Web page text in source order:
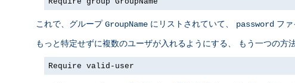
これで、グループGroupName にリストされていて、 password フ
もっと特定せずに複数のユーザが入れるようにする、 もう一つの方
Require valid-user